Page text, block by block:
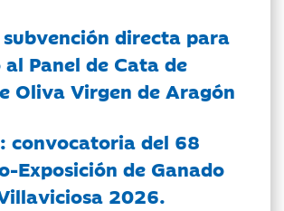
directa para
Panel de Cata de
Oliva Virgen de Aragón
convocatoria del 68
Exposición de Ganado
2026.